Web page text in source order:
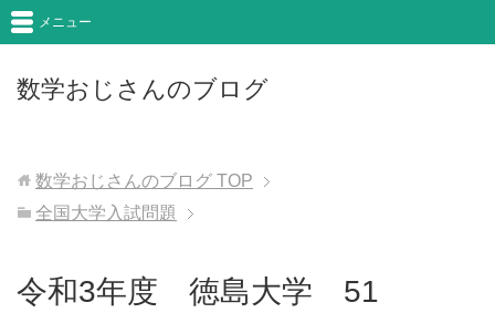
数学おじさんのブログ
メニュー
数学おじさんのブログ TOP
全国大学入試問題
令和3年度 徳島大学 51